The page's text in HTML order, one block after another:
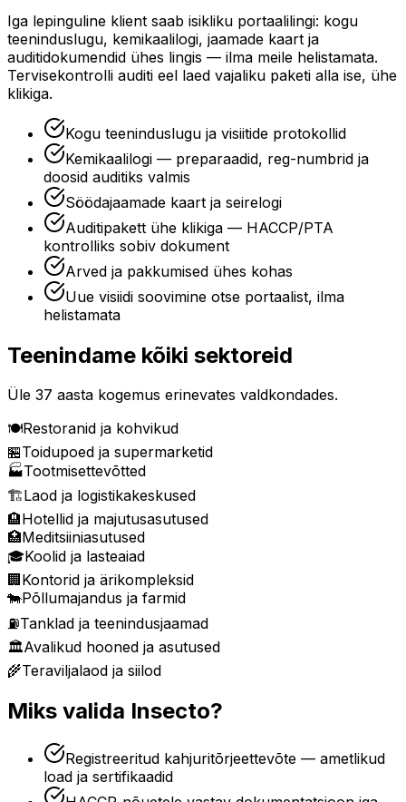
Iga lepinguline klient saab isikliku portaalilingi: kogu
teeninduslugu, kemikaalilogi, jaamade kaart ja
auditidokumendid ühes lingis — ilma meile helistamata.
Tervisekontrolli auditi eel laed vajaliku paketi alla ise, ühe
klikiga.
Kogu teeninduslugu ja visiitide protokollid
Kemikaalilogi — preparaadid, reg-numbrid ja
doosid auditiks valmis
Söödajaamade kaart ja seirelogi
Auditipakett ühe klikiga — HACCP/PTA
kontrolliks sobiv dokument
Arved ja pakkumised ühes kohas
Uue visiidi soovimine otse portaalist, ilma
helistamata
Teenindame kõiki sektoreid
Üle 37 aasta kogemus erinevates valdkondades.
🍽️Restoranid ja kohvikud
🏪Toidupoed ja supermarketid
🏭Tootmisettevõtted
🏗️Laod ja logistikakeskused
🏨Hotellid ja majutusasutused
🏥Meditsiiniasutused
🎓Koolid ja lasteaiad
🏢 Kontorid ja ärikompleksid
🐄Põllumajandus ja farmid
⛽Tanklad ja teenindusjaamad
🏛️Avalikud hooned ja asutused
🌾Teraviljalaod ja siilod
Miks valida Insecto?
Registreeritud kahjuritõrjeettevõte — ametlikud
load ja sertifikaadid